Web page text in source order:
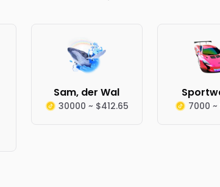
Sam, der Wal
30000 ~ $412.65 7000